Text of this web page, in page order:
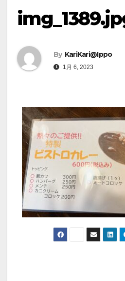
By KariKari@Ippo
1月 6, 2023